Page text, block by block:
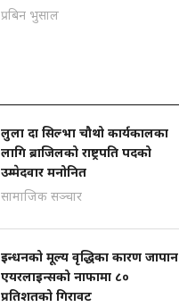
प्रबिन भुसाल
लुला दा सिल्भा चौथो कार्यकालका
लागि ब्राजिलको राष्ट्रपति पदको
उम्मेदवार मनोनित
सामाजिक सञ्चार
इन्धनको मूल्य वृद्धिका कारण जापान
एयरलाइन्सको नाफामा ८०
प्रतिशतको गिरावट